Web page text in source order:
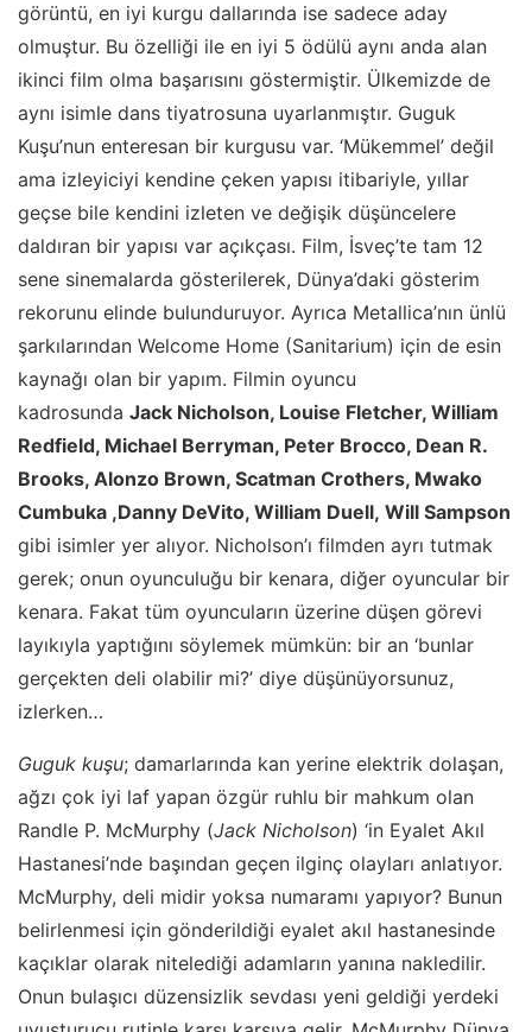
görüntü, en iyi kurgu dallarında ise sadece aday
olmuştur. Bu özelliği ile en iyi 5 ödülü aynı anda alan
ikinci film olma başarısını göstermiştir. Ülkemizde de
aynı isimle dans tiyatrosuna uyarlanmıştır. Guguk
Kuşu’nun enteresan bir kurgusu var. ‘Mükemmel’ değil
ama izleyiciyi kendine çeken yapısı itibariyle, yıllar
geçse bile kendini izleten ve değişik düşüncelere
daldıran bir yapısı var açıkçası. Film, İsveç’te tam 12
sene sinemalarda gösterilerek, Dünya’daki gösterim
rekorunu elinde bulunduruyor. Ayrıca Metallica’nın ünlü
şarkılarından Welcome Home (Sanitarium) için de esin
kaynağı olan bir yapım. Filmin oyuncu
kadrosunda Jack Nicholson, Louise Fletcher, William
Redfield, Michael Berryman, Peter Brocco, Dean R.
Brooks, Alonzo Brown, Scatman Crothers, Mwako
Cumbuka ,Danny DeVito, William Duell, Will Sampson
gibi isimler yer alıyor. Nicholson’ı filmden ayrı tutmak
gerek; onun oyunculuğu bir kenara, diğer oyuncular bir
kenara. Fakat tüm oyuncuların üzerine düşen görevi
layıkıyla yaptığını söylemek mümkün: bir an ‘bunlar
gerçekten deli olabilir mi?’ diye düşünüyorsunuz,
izlerken…
Guguk kuşu; damarlarında kan yerine elektrik dolaşan,
ağzı çok iyi laf yapan özgür ruhlu bir mahkum olan
Randle P. McMurphy (Jack Nicholson) ‘in Eyalet Akıl
Hastanesi’nde başından geçen ilginç olayları anlatıyor.
McMurphy, deli midir yoksa numaramı yapıyor? Bunun
belirlenmesi için gönderildiği eyalet akıl hastanesinde
kaçıklar olarak nitelediği adamların yanına nakledilir.
Onun bulaşıcı düzensizlik sevdası yeni geldiği yerdeki